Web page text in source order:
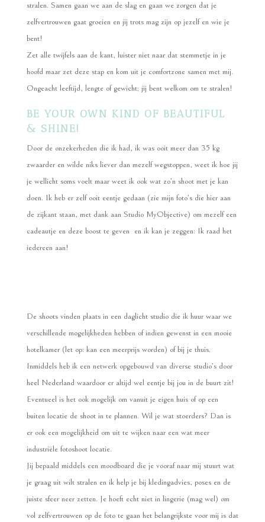
stralen. Samen gaan we aan de slag en gaan we zorgen dat je
zelfvertrouwen gaat groeien en jij trots mag zijn op jezelf en wie je
bent!
Zet alle twijfels aan de kant, luister niet naar dat stemmetje in je
hoofd maar zet deze stap en kom uit je comfortzone samen met mij.
Ongeacht leeftijd, lengte of gewicht; jij bent welkom om te stralen!
BE YOUR OWN KIND OF BEAUTIFUL
& SHINE!
Door de onzekerheden die ik had, ik was ooit meer dan 35 kg
zwaarder en wilde niks liever dan mezelf wegstoppen, weet ik hoe jij
je wellicht soms voelt maar weet ik ook wat zo’n shoot met je kan
doen. Ik heb er zelf ooit eentje gedaan (zie mijn foto’s die hier aan
de zijkant staan, met dank aan Studio MyObjective) om mezelf een
cadeautje en deze boost te geven en ik kan je zeggen: Ik raad het
iedereen aan!
De shoots vinden plaats in een daglicht studio die ik huur waar we
verschillende mogelijkheden hebben of indien gewenst in een mooie
hotelkamer (let op: kan een meerprijs worden) of bij je thuis.
Inmiddels heb ik een netwerk opgebouwd van diverse studio’s door
heel Nederland waardoor er altijd wel eentje bij jou in de buurt zit!
Eventueel is het ook mogelijk om vanuit je eigen huis of op een
buiten locatie de shoot in te plannen. Wil je wat stoerders? Dan is
er ook een mogelijkheid om uit te wijken naar een wat meer
industriële fotoshoot locatie.
Jij bepaald middels een moodboard die je vooraf naar mij stuurt wat
je graag uit wilt stralen en ik help je bij kledingadvies, poses en de
juiste sfeer neer zetten. Je hoeft echt niet in lingerie (mag wel) om
vol zelfvertrouwen op de foto te gaan het belangrijkste voor mij is dat